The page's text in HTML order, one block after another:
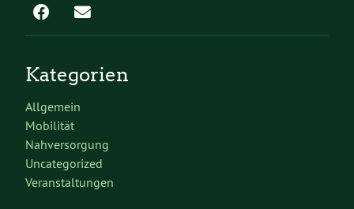
Kategorien
Allgemein
Mobilität
Nahversorgung
Uncategorized
Veranstaltungen